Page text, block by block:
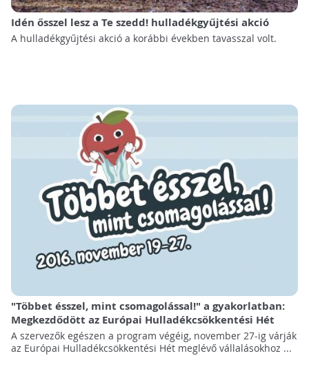
Idén ősszel lesz a Te szedd! hulladékgyűjtési akció
A hulladékgyűjtési akció a korábbi években tavasszal volt.
"Többet ésszel, mint csomagolással!" a gyakorlatban:
Megkezdődött az Európai Hulladékcsökkentési Hét
A szervezők egészen a program végéig, november 27-ig várják
az Európai Hulladékcsökkentési Hét meglévő vállalásokhoz ...